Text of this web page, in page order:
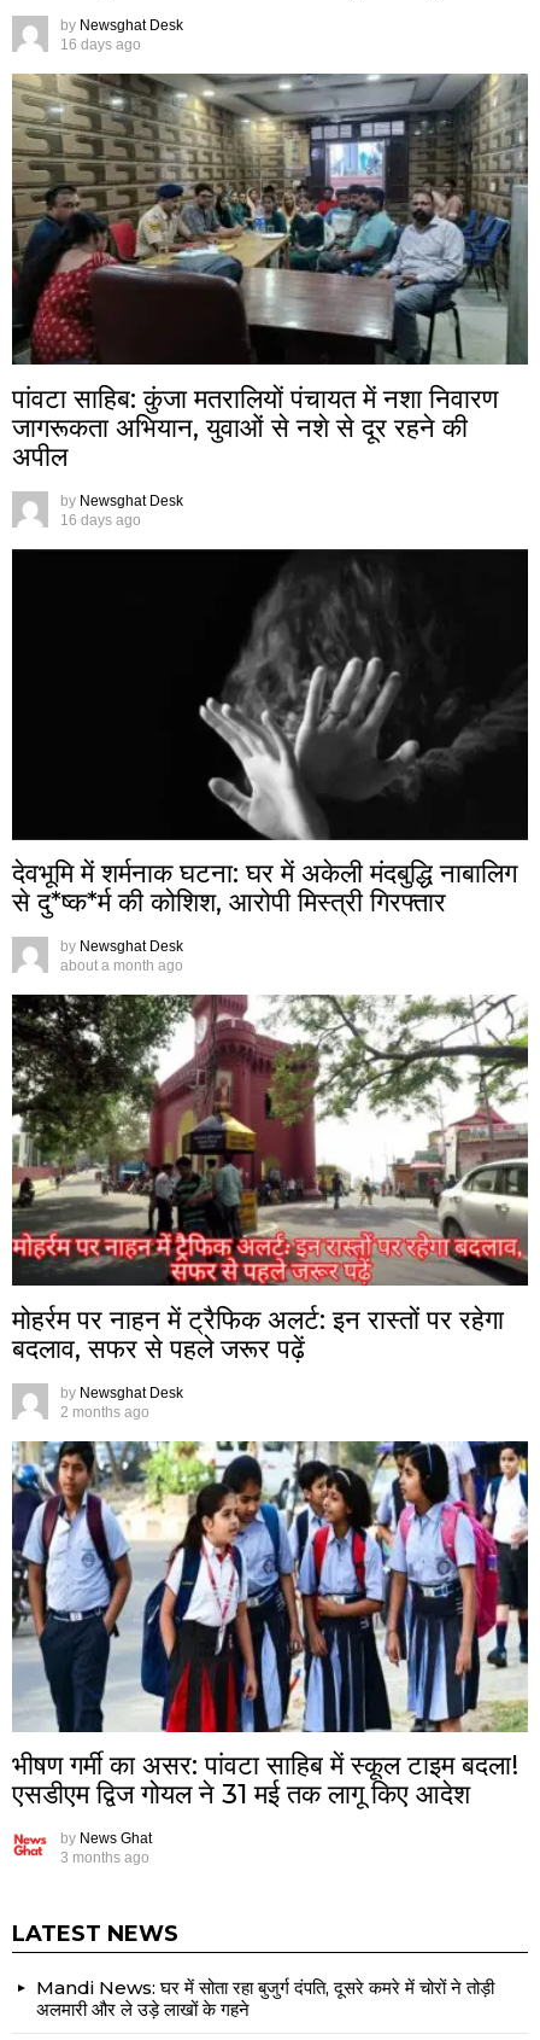
by Newsghat Desk
16 days ago
पांवटा साहिब: कुंजा मतरालियों पंचायत में नशा निवारण
जागरूकता अभियान, युवाओं से नशे से दूर रहने की
अपील
by Newsghat Desk
16 days ago
देवभूमि में शर्मनाक घटना: घर में अकेली मंदबुद्धि नाबालिग
से दु*ष्क*र्म की कोशिश, आरोपी मिस्त्री गिरफ्तार
by Newsghat Desk
about a month ago
मोहर्रम पर नाहन में ट्रैफिक अलर्ट: इन रास्तों पर रहेगा
बदलाव, सफर से पहले जरूर पढ़ें
by Newsghat Desk
2 months ago
भीषण गर्मी का असर: पांवटा साहिब में स्कूल टाइम बदला!
एसडीएम द्विज गोयल ने 31 मई तक लागू किए आदेश
by News Ghat
3 months ago
LATEST NEWS
Mandi News: घर में सोता रहा बुजुर्ग दंपति, दूसरे कमरे में चोरों ने तोड़ी
अलमारी और ले उड़े लाखों के गहने